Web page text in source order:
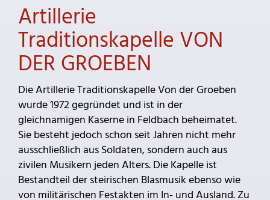
Artillerie
Traditionskapelle VON
DER GROEBEN
Die Artillerie Traditionskapelle Von der Groeben
wurde 1972 gegründet und ist in der
gleichnamigen Kaserne in Feldbach beheimatet.
Sie besteht jedoch schon seit Jahren nicht mehr
ausschließlich aus Soldaten, sondern auch aus
zivilen Musikern jeden Alters. Die Kapelle ist
Bestandteil der steirischen Blasmusik ebenso wie
von militärischen Festakten im In- und Ausland. Zu